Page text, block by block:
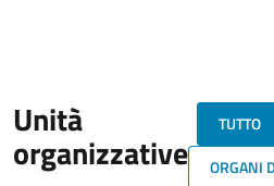
Unità
organizzative
TUTTO
ORGANI